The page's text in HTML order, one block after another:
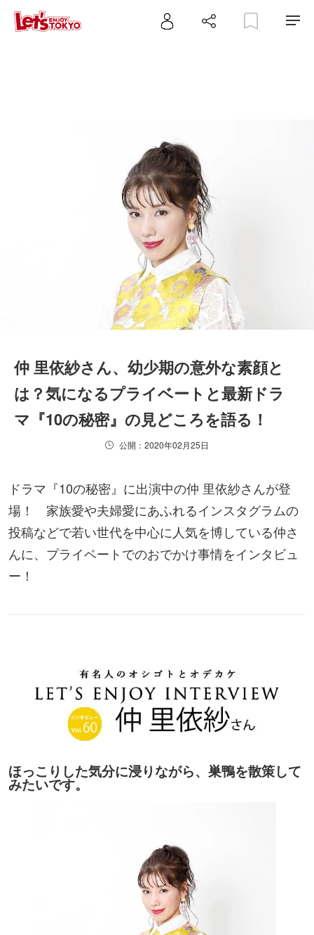
仲 里依紗さん、幼少期の意外な素顔と
は？気になるプライベートと最新ドラ
マ『10の秘密』の見どころを語る！
公開：2020年02月25日
ドラマ『10の秘密』に出演中の仲 里依紗さんが登
場！ 家族愛や夫婦愛にあふれるインスタグラムの
投稿などで若い世代を中心に人気を博している仲さ
んに、プライベートでのおでかけ事情をインタビュ
ー！
ほっこりした気分に浸りながら、巣鴨を散策して
みたいです。